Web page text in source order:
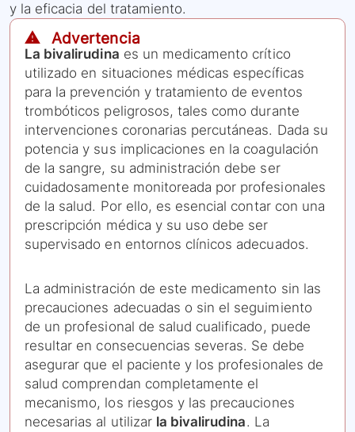
y la eficacia del tratamiento.
⚠️ Advertencia
La bivalirudina es un medicamento crítico
utilizado en situaciones médicas específicas
para la prevención y tratamiento de eventos
trombóticos peligrosos, tales como durante
intervenciones coronarias percutáneas. Dada su
potencia y sus implicaciones en la coagulación
de la sangre, su administración debe ser
cuidadosamente monitoreada por profesionales
de la salud. Por ello, es esencial contar con una
prescripción médica y su uso debe ser
supervisado en entornos clínicos adecuados.
La administración de este medicamento sin las
precauciones adecuadas o sin el seguimiento
de un profesional de salud cualificado, puede
resultar en consecuencias severas. Se debe
asegurar que el paciente y los profesionales de
salud comprendan completamente el
mecanismo, los riesgos y las precauciones
necesarias al utilizar la bivalirudina. La